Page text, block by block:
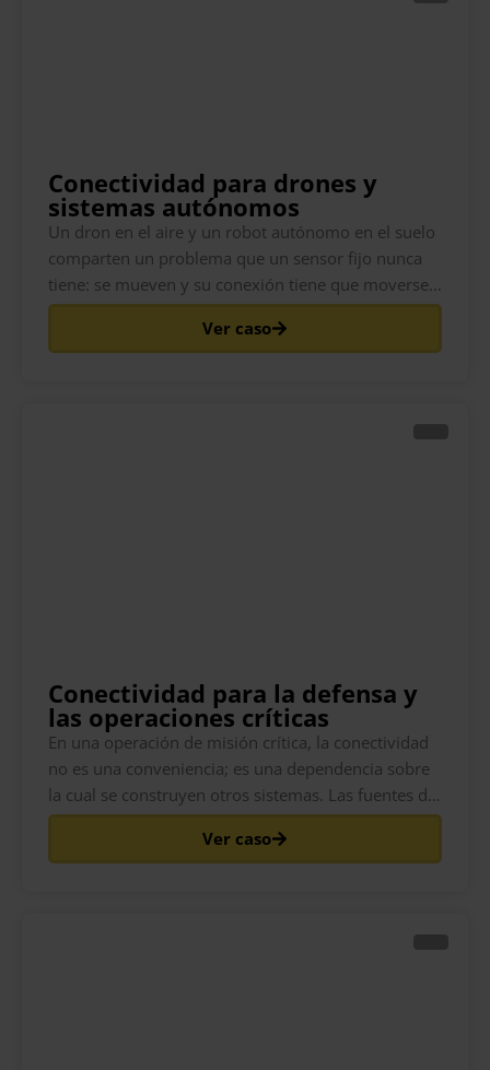
Conectividad para drones y
sistemas autónomos
Un dron en el aire y un robot autónomo en el suelo
comparten un problema que un sensor fijo nunca
tiene: se mueven y su conexión tiene que moverse
con ellos. A medida que el activo viaja, pasa por la
cobertura de diferentes torres de telefonía celular y,
Ver caso
Conectividad para la defensa y
las operaciones críticas
En una operación de misión crítica, la conectividad
no es una conveniencia; es una dependencia sobre
la cual se construyen otros sistemas. Las fuentes de
conocimiento de la situación, los datos de los
sensores, el seguimiento logístico, la coordinación
Ver caso